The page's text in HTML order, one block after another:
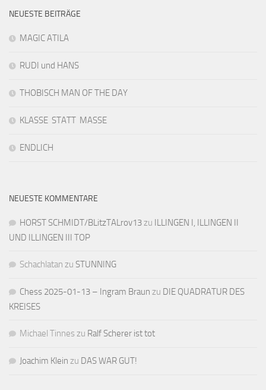
NEUESTE BEITRÄGE
MAGIC ATILA
RUDI und HANS
THOBISCH MAN OF THE DAY
KLASSE STATT MASSE
ENDLICH
NEUESTE KOMMENTARE
HORST SCHMIDT/BLitzTALrov13zu ILLINGEN I, ILLINGEN II
UND ILLINGEN III TOP
Schachlatan zu STUNNING
Chess 2025-01-13 – Ingram Braun zu DIE QUADRATUR DES
KREISES
Michael Tinnes zu Ralf Scherer ist tot
Joachim Klein zu DAS WAR GUT!